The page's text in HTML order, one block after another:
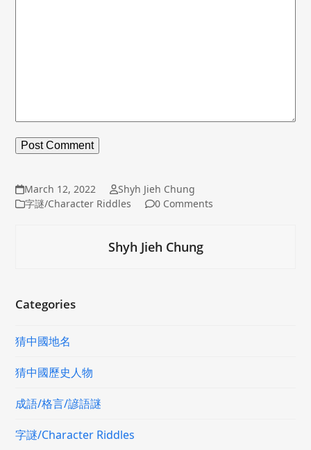
March 12, 2022
Shyh Jieh Chung
字謎/Character Riddles
0 Comments
Shyh Jieh Chung
Categories
猜中國地名
猜中國歷史人物
成語/格言/諺語謎
字謎/Character Riddles